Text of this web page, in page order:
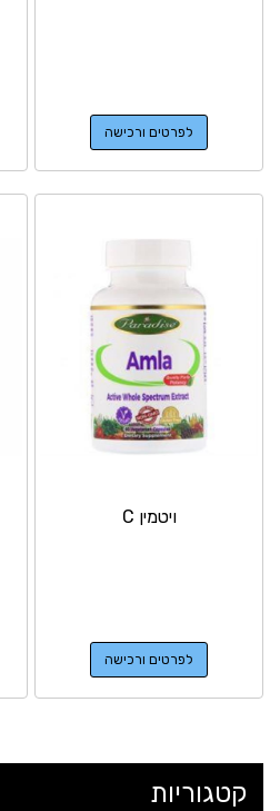
לפרטים ורכישה
ויטמין C
לפרטים ורכישה
קטגוריות